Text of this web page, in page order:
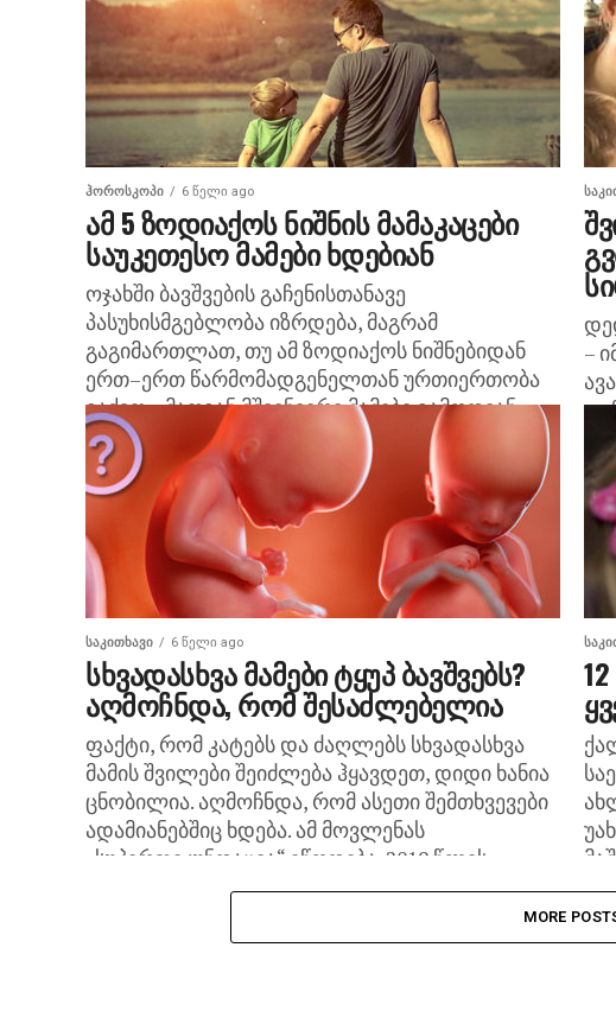
ᲰᲝᲠᲝᲡᲙᲝᲞᲘ 6 წელი ago
ამ 5 ზოდიაქოს ნიშნის მამაკაცები
საუკეთესო მამები ხდებიან
ოჯახში ბავშვების გაჩენისთანავე
პასუხისმგებლობა იზრდება, მაგრამ
გაგიმართლათ, თუ ამ ზოდიაქოს ნიშნებიდან
ერთ–ერთ წარმომადგენელთან ურთიერთობა
გაქვთ – მათგან მშვენიერი მამები გამოდიან.
თხის რქა ბუნებით სერიოზული და
დამოუკიდებელი...
–
ᲡᲐᲙᲘᲗᲮᲐᲕᲘ 6 წელი ago
სხვადასხვა მამები ტყუპ ბავშვებს?
აღმოჩნდა, რომ შესაძლებელია
ფაქტი, რომ კატებს და ძაღლებს სხვადასხვა
მამის შვილები შეიძლება ჰყავდეთ, დიდი ხანია
ცნობილია. აღმოჩნდა, რომ ასეთი შემთხვევები
ადამიანებშიც ხდება. ამ მოვლენას
„სუპერფეკუნდაცია“ ეწოდება. 2019 წლის
MORE